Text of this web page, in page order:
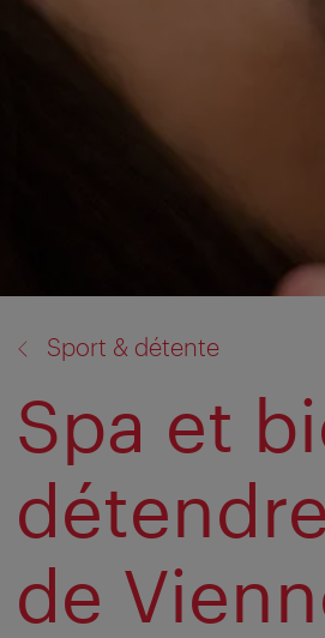
Sport & détente
Spa et
de